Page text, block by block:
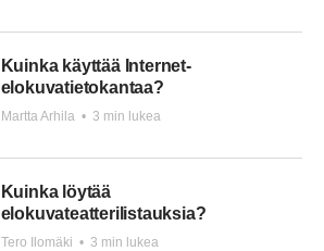
Kuinka käyttää Internet-
elokuvatietokantaa?
Martta Arhila • 3 min lukea
Kuinka löytää
elokuvateatterilistauksia?
Tero Ilomäki • 3 min lukea